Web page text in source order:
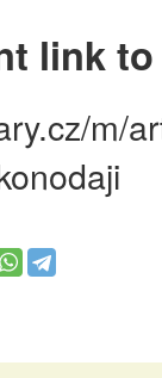
link
m/